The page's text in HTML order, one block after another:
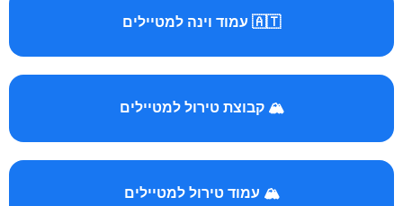
🇦🇹 עמוד וינה למטיילים
🏔️ קבוצת טירול למטיילים
🏔️ עמוד טירול למטיילים